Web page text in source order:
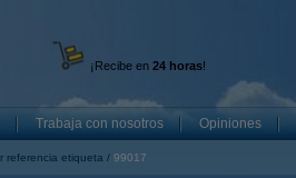
¡Recibe en 24 horas!
Trabaja con nosotros Opiniones
referencia etiqueta 99017